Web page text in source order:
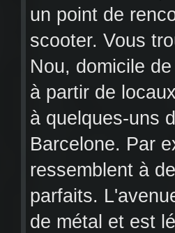
un point de
scooter. Vous
Nou, domicile
à partir de
à quelques-uns
Barcelone. Par
ressemblent à
parfaits.
de métal et est